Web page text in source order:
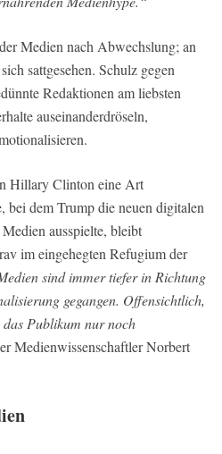
Medien nach Abwechslung; an
sattgesehen. Schulz gegen
Redaktionen am liebsten
auseinanderdröseln,
Hillary Clinton eine Art
bei dem Trump die neuen digitalen
ausspielte, bleibt
im eingehegten Refugium der
sind immer tiefer in Richtung
gegangen. Offensichtlich,
das Publikum nur noch
Medienwissenschaftler Norbert